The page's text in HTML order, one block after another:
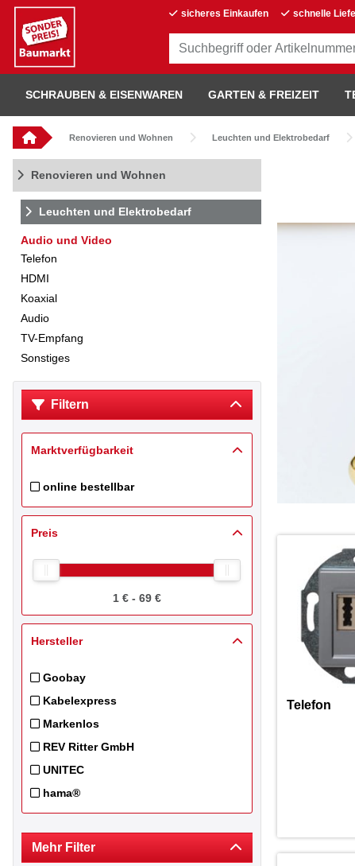
sicheres Einkaufen schnelle
SCHRAUBEN & EISENWAREN GARTEN & FREIZEIT
Renovieren und Wohnen Leuchten und Elektrobedarf
Renovieren und Wohnen
Leuchten und Elektrobedarf
Audio und Video
Telefon
HDMI
Koaxial
Audio
TV-Empfang
Sonstiges
Filtern
Marktverfügbarkeit
online bestellbar
Filtern nach Online Inventory Pricebook: online bestellbar
Preis
1 € - 69 €
Hersteller
Goobay
Filtern nach Hersteller: Goobay
Kabelexpress
Filtern nach Hersteller: Kabelexpress
Markenlos
Filtern nach Hersteller: Markenlos
REV Ritter GmbH
Filtern nach Hersteller: REV Ritter GmbH
UNITEC
Filtern nach Hersteller: UNITEC
hama®
Mehr Filter
Telefon